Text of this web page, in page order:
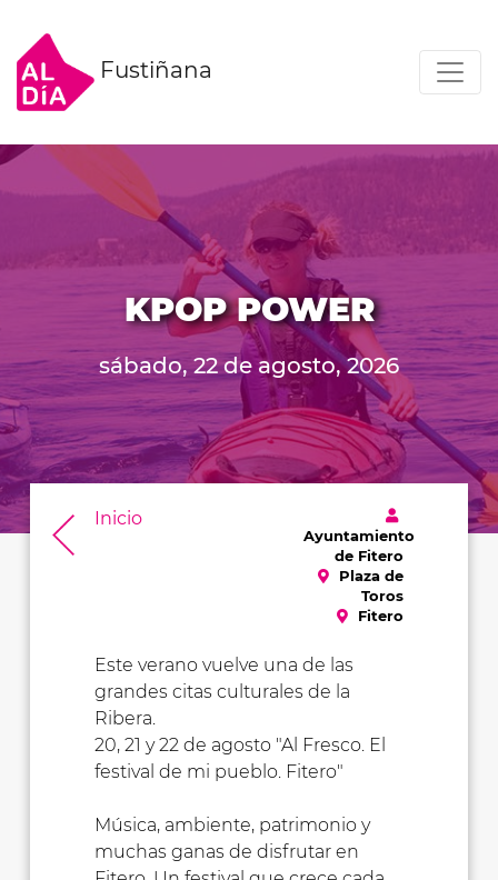
Fustiñana
KPOP POWER
sábado, 22 de agosto, 2026
Inicio
Ayuntamiento
de Fitero
Plaza de
Toros
Fitero
Este verano vuelve una de las
grandes citas culturales de la
Ribera.
20, 21 y 22 de agosto "Al Fresco. El
festival de mi pueblo. Fitero"
Música, ambiente, patrimonio y
muchas ganas de disfrutar en